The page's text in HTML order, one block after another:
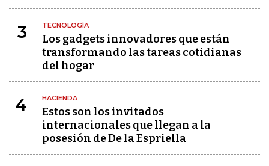
3 TECNOLOGÍA
Los gadgets innovadores que están
transformando las tareas cotidianas
del hogar
4 HACIENDA
Estos son los invitados
internacionales que llegan a la
posesión de De la Espriella